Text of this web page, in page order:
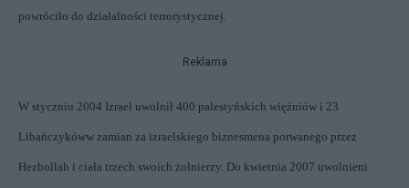
powróciło do działalności terrorystycznej.
Reklama
W styczniu 2004 Izrael uwolnił 400 palestyńskich więźniów i 23
Libańczykóww zamian za izraelskiego biznesmena porwanego przez
Hezbollah i ciała trzech swoich żołnierzy. Do kwietnia 2007 uwolnieni